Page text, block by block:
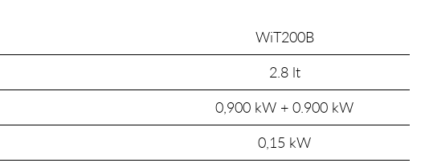
WiΤ200B
2.8 lt
0,900 kW + 0.900 kW
0,15 kW